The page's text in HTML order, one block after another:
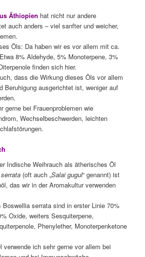
Äthiopien hat nicht nur andere
auch anders – viel sanfter und weicher,
Öls: Da haben wir es vor allem mit ca.
8% Aldehyde, 5% Monoterpene, 3%
finden sich hier.
dass die Wirkung dieses Öls vor allem
Beruhigung ausgerichtet ist, weniger auf
gerne bei Frauenproblemen wie
Wechselbeschwerden, leichten
Indische Weihrauch als ätherisches Öl
(oft auch „Salai gugul“ genannt) ist
das wir in der Aromakultur verwenden
serrata sind in erster Linie 70%
Oxide, weiters Sesquiterpene,
Phenylether, Monoterpenketone
verwende ich sehr gerne vor allem bei